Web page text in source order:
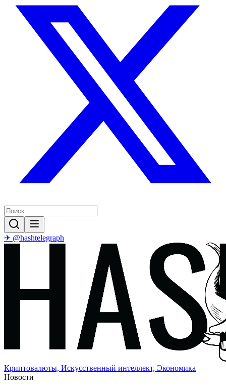
✈ @hashtelegraph
Криптовалюты, Искусственный интеллект, Экономика
Новости